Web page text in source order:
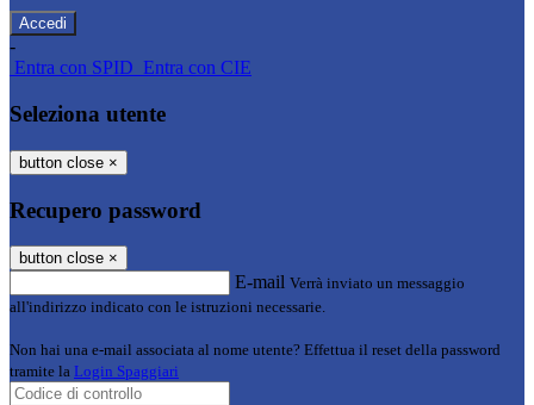
-
Entra con SPID Entra con CIE
Seleziona utente
button close ×
Recupero password
button close ×
E-mail Verrà inviato un messaggio
all'indirizzo indicato con le istruzioni necessarie.
Non hai una e-mail associata al nome utente? Effettua il reset della password
tramite la Login Spaggiari